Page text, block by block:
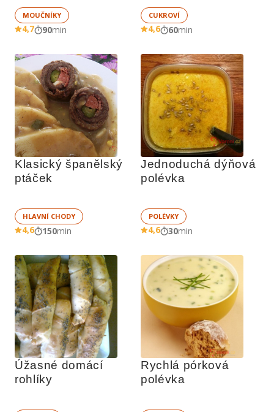
MOUČNÍKY
4,7 90min
CUKROVÍ
4,6 60min
Klasický španělský
ptáček
HLAVNÍ CHODY
4,6 150min
Jednoduchá dýňová
polévka
POLÉVKY
4,6 30min
Úžasné domácí
rohlíky
Rychlá pórková
polévka